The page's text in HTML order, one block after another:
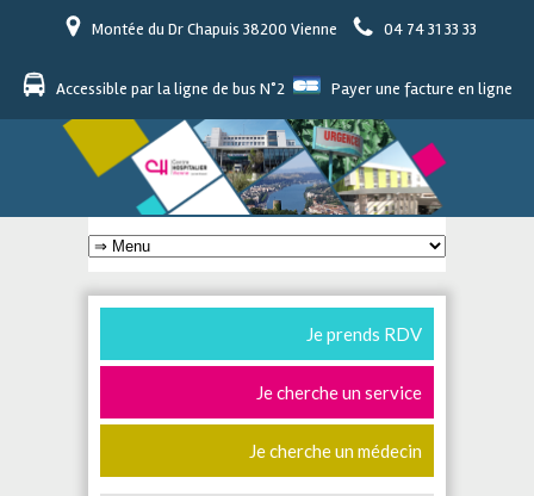
Montée du Dr Chapuis 38200 Vienne 04 74 31 33 33
Accessible par la ligne de bus N°2 Payer une facture en ligne
Je prends RDV
Je cherche un service
Je cherche un médecin